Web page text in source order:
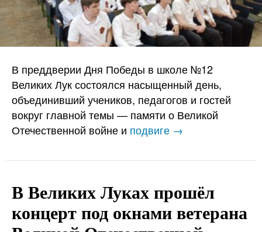
В преддверии Дня Победы в школе №12
Великих Лук состоялся насыщенный день,
объединивший учеников, педагогов и гостей
вокруг главной темы — памяти о Великой
Отечественной войне и подвиге →
В Великих Луках прошёл
концерт под окнами ветерана